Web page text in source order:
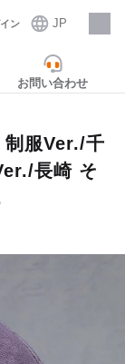
ン JP
用情報
お問い合わせ
服Ver./千
長崎 そ